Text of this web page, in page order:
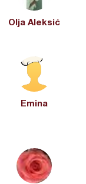
Olja Aleksić
Emina